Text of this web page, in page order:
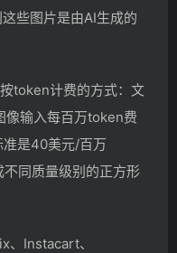
些图片是由AI生成的
token计费的方式：文
像输入每百万token费
准是40美元/百万
同质量级别的正方形
、Instacart、